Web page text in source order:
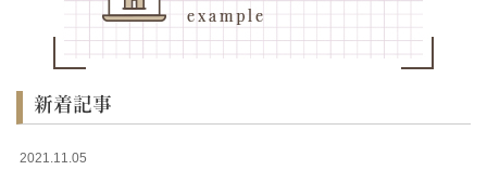
新着記事
2021.11.05